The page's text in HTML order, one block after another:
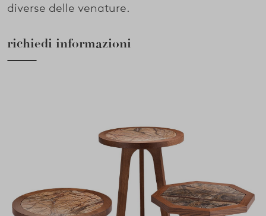
diverse delle venature.
richiedi informazioni